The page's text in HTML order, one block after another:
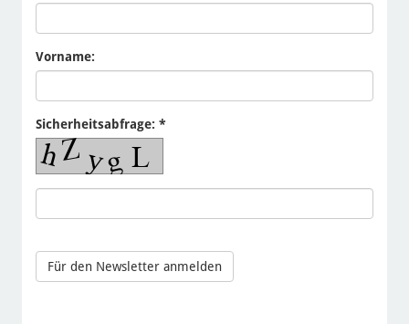
Vorname:
Sicherheitsabfrage: *